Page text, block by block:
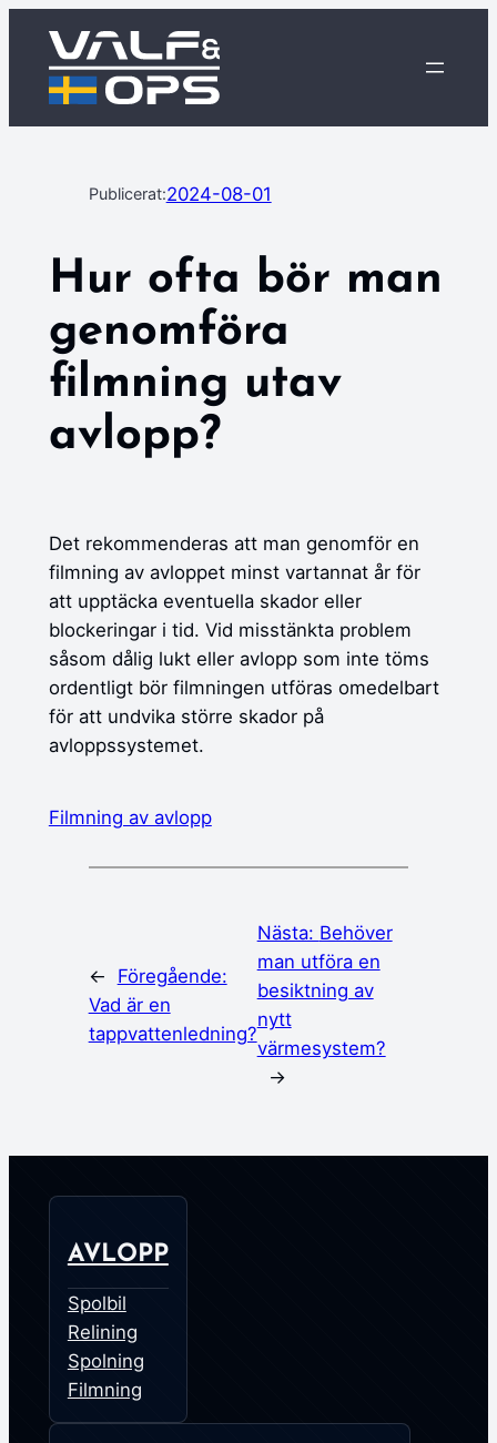
innehåll
Publicerat:2024-08-01
Hur ofta bör man
genomföra
filmning utav
avlopp?
Det rekommenderas att man genomför en
filmning av avloppet minst vartannat år för
att upptäcka eventuella skador eller
blockeringar i tid. Vid misstänkta problem
såsom dålig lukt eller avlopp som inte töms
ordentligt bör filmningen utföras omedelbart
för att undvika större skador på
avloppssystemet.
Filmning av avlopp
←
Föregående:
Vad är en
tappvattenledning?
Nästa: Behöver
man utföra en
besiktning av
nytt
värmesystem?
→
AVLOPP
Spolbil
Relining
Spolning
Filmning